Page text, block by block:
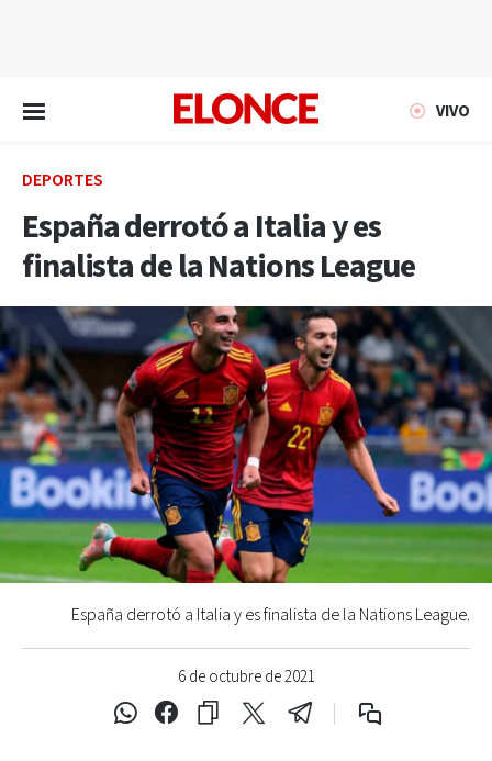
VIVO
DEPORTES
España derrotó a Italia y es
finalista de la Nations League
6 de octubre de 2021
España derrotó a Italia y es finalista de la Nations League.